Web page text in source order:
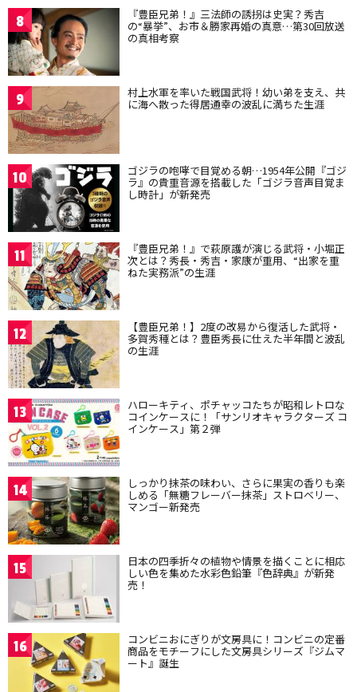
8 『豊臣兄弟！』三法師の誘拐は史実？秀吉
の“暴挙”、お市＆勝家再婚の真意…第30回放送
の真相考察
9 村上水軍を率いた戦国武将！幼い弟を支え、共
に海へ散った得居通幸の波乱に満ちた生涯
10 ゴジラの咆哮で目覚める朝…1954年公開『ゴジ
ラ』の貴重音源を搭載した「ゴジラ音声目覚ま
し時計」が新発売
11 『豊臣兄弟！』で萩原護が演じる武将・小堀正
次とは？秀長・秀吉・家康が重用、“出家を重
ねた実務派”の生涯
12 【豊臣兄弟！】2度の改易から復活した武将・
多賀秀種とは？豊臣秀長に仕えた半年間と波乱
の生涯
13 ハローキティ、ポチャッコたちが昭和レトロな
コインケースに！「サンリオキャラクターズ コ
インケース」第２弾
14 しっかり抹茶の味わい、さらに果実の香りも楽
しめる「無糖フレーバー抹茶」ストロベリー、
マンゴー新発売
15 日本の四季折々の植物や情景を描くことに相応
しい色を集めた水彩色鉛筆『色辞典』が新発
売！
16 コンビニおにぎりが文房具に！コンビニの定番
商品をモチーフにした文房具シリーズ『ジムマ
ート』誕生